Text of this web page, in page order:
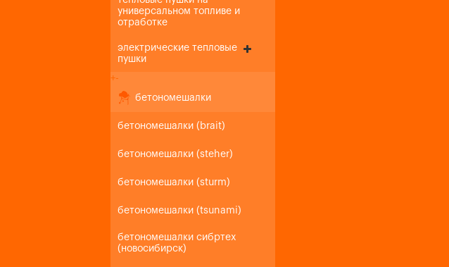
универсальном топливе и
отработке
электрические тепловые
пушки
+-
бетономешалки
бетономешалки (brait)
бетономешалки (steher)
бетономешалки (sturm)
бетономешалки (tsunami)
бетономешалки сибртех
(новосибирск)